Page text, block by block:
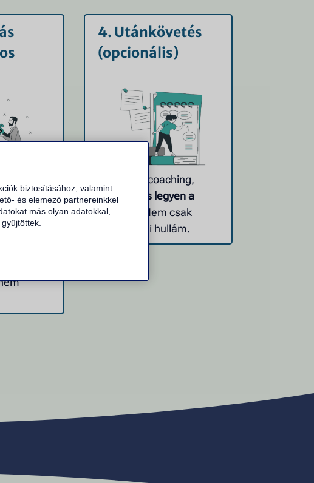
4. Utánkövetés
(opcionális)
Follow-up coaching,
hogy
tartós legyen a
változás.
Nem csak
lelkesedési hullám.
biztosításához, valamint
és elemező partnereinkkel
más olyan adatokkal,